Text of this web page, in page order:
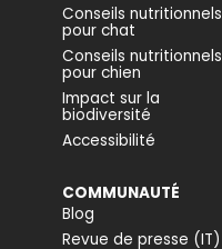
Conseils nutritionnels
pour chat
Conseils nutritionnels
pour chien
Impact sur la
biodiversité
Accessibilité
COMMUNAUTÉ
Blog
Revue de presse (IT)